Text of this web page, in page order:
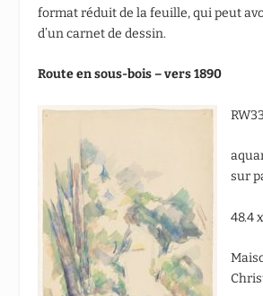
format réduit de la feuille, qui peut
d’un carnet de dessin.
Route en sous-bois – vers 1890
sur
48.4